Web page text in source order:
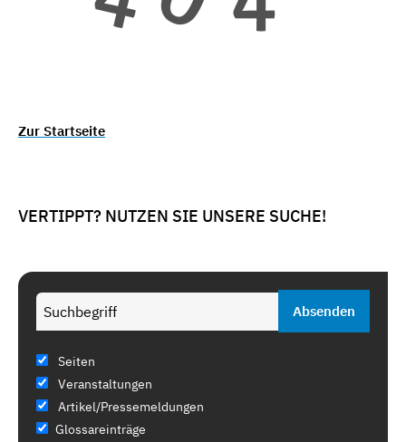
Zur Startseite
VERTIPPT? NUTZEN SIE UNSERE SUCHE!
Seiten
Veranstaltungen
Artikel/Pressemeldungen
Glossareinträge